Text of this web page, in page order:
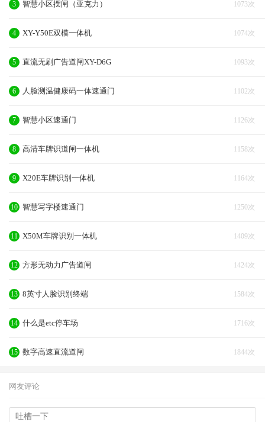
1073次
3 智慧小区摆闸（亚克力）
1074次
4 XY-Y50E双模一体机
1093次
5 直流无刷广告道闸XY-D6G
1102次
6 人脸测温健康码一体速通门
1126次
7 智慧小区速通门
1158次
8 高清车牌识道闸一体机
1164次
9 X20E车牌识别一体机
1250次
10 智慧写字楼速通门
1409次
11 X50M车牌识别一体机
1424次
12 方形无动力广告道闸
1584次
13 8英寸人脸识别终端
1716次
14 什么是etc停车场
1844次
15 数字高速直流道闸
网友评论